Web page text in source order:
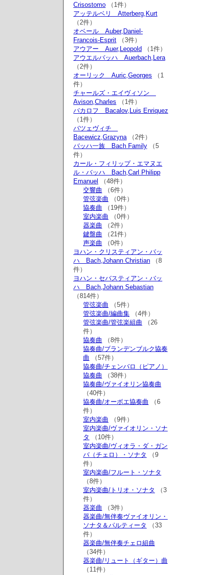
Crisostomo （1件）
アッテルベリ Atterberg,Kurt
（2件）
オベール Auber,Daniel-
Francois-Esprit （3件）
アウアー Auer,Leopold （1件）
アウエルバッハ Auerbach,Lera
（2件）
オーリック Auric,Georges （1
件）
チャールズ・エイヴィソン
Avison,Charles （1件）
バカロフ Bacalov,Luis Enriquez
（1件）
バツェヴィチ
Bacewicz,Grazyna（2件）
バッハ一族 Bach Family （5
件）
カール・フィリップ・エマヌエ
ル・バッハ Bach,Carl Philipp
Emanuel
（48件）
交響曲 （6件）
管弦楽曲 （0件）
協奏曲 （19件）
室内楽曲 （0件）
器楽曲 （2件）
鍵盤曲 （21件）
声楽曲 （0件）
ヨハン・クリスティアン・バッ
ハ Bach,Johann Christian （8
件）
ヨハン・セバスティアン・バッ
ハ Bach,Johann Sebastian
（814件）
管弦楽曲 （5件）
管弦楽曲/編曲集 （4件）
管弦楽曲/管弦楽組曲 （26
件）
協奏曲 （8件）
協奏曲/ブランデンブルク協奏
曲 （57件）
協奏曲/チェンバロ（ピアノ）
協奏曲 （38件）
協奏曲/ヴァイオリン協奏曲
（40件）
協奏曲/オーボエ協奏曲 （6
件）
室内楽曲 （9件）
室内楽曲/ヴァイオリン・ソナ
タ
（10件）
室内楽曲/ヴィオラ・ダ・ガン
バ（チェロ）・ソナタ
（9
件）
室内楽曲/フルート・ソナタ
（8件）
室内楽曲/トリオ・ソナタ
（3
件）
器楽曲 （3件）
器楽曲/無伴奏ヴァイオリン・
ソナタ＆パルティータ
（33
件）
器楽曲/無伴奏チェロ組曲
（34件）
器楽曲/リュート（ギター）曲
（11件）